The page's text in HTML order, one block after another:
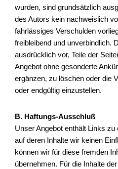
wurden, sind grundsätzlich
des Autors kein nachweislich
fahrlässiges Verschulden
freibleibend und unverbindlich.
ausdrücklich vor, Teile der
Angebot ohne gesonderte
ergänzen, zu löschen oder die
oder endgültig einzustellen.
B. Haftungs-Ausschluß
Unser Angebot enthält Links
auf deren Inhalte wir keinen
können wir für diese fremden
übernehmen. Für die Inhalte